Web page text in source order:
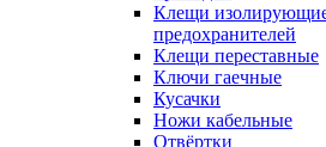
Клещи изолирующие
предохранителей
Клещи переставные
Ключи гаечные
Кусачки
Ножи кабельные
Отвёртки